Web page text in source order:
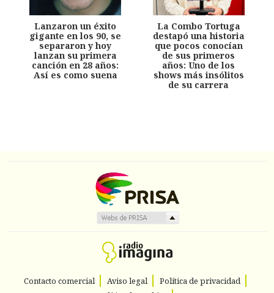
Lanzaron un éxito
gigante en los 90, se
separaron y hoy
lanzan su primera
canción en 28 años:
Así es como suena
La Combo Tortuga
destapó una historia
que pocos conocían
de sus primeros
años: Uno de los
shows más insólitos
de su carrera
Contacto comercial Aviso legal
Política de privacidad